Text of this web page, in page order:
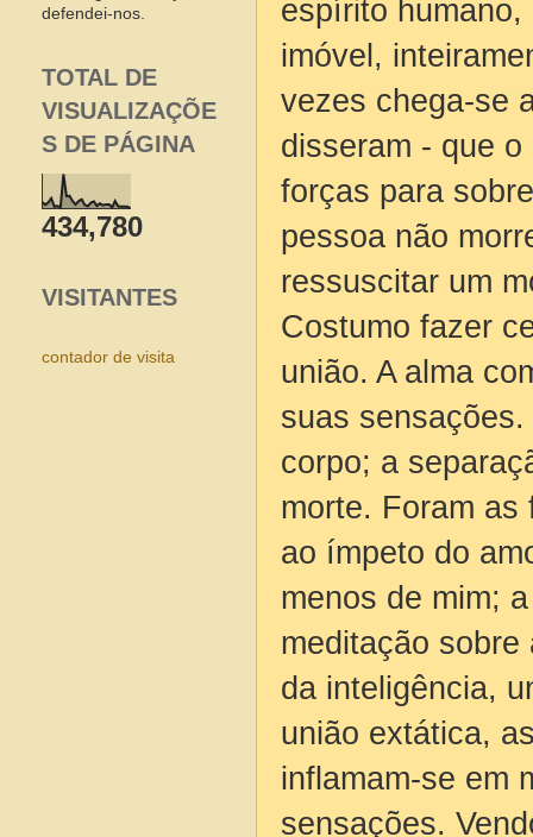
espírito
imóvel,
vezes chega-se
disseram - que
forças para
pessoa não
ressuscitar um
Costumo fazer
união. A alma
suas
corpo; a
morte. Foram as
ao ímpeto do
menos de mim;
meditação
da inteligência,
união extática,
inflamam-se em
sensações.
defendei-nos.
TOTAL DE
VISUALIZAÇÕE
S DE PÁGINA
434,780
VISITANTES
contador de visita